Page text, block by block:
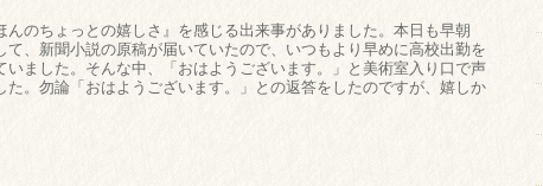
のちょっとの嬉しさ』を感じる出来事がありました。本日も早朝
て、新聞小説の原稿が届いていたので、いつもより早めに高校出勤を
いました。そんな中、「おはようございます。」と美術室入り口で声
。勿論「おはようございます。」との返答をしたのですが、嬉しか